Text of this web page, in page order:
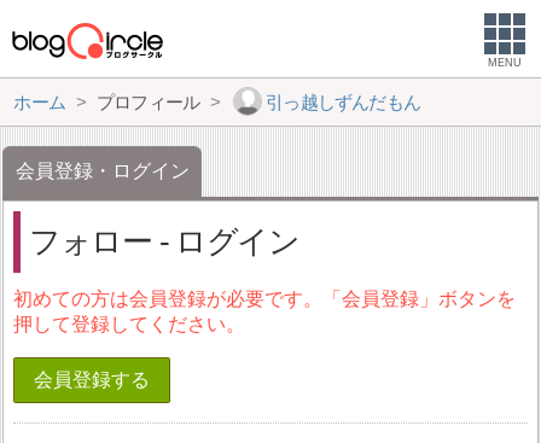
MENU
ホーム プロフィール 引っ越しずんだもん
会員登録・ログイン
フォロー - ログイン
初めての方は会員登録が必要です。「会員登録」ボタンを
押して登録してください。
会員登録する